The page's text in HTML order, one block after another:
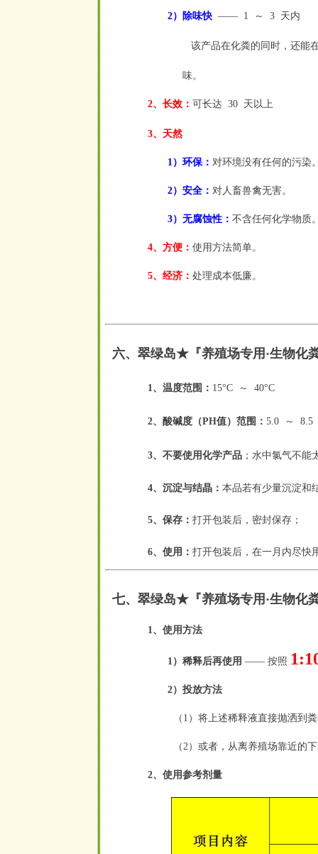
2）除味快 —— 1 ～ 3 天内
该产品在化粪的同时，还能
味。
2、长效： 可长达 30 天以上
3、天然
1）环保： 对环境没有任何的污染
2）安全： 对人畜兽禽无害。
3）无腐蚀性： 不含任何化学物质
4、方便： 使用方法简单。
5、经济： 处理成本低廉。
六、翠绿岛★『养殖场专用·生物化
1、温度范围： 15°C ～ 40°C
2、酸碱度（PH值）范围： 5.0 ～ 8.5
3、不要使用化学产品 ； 水中氯气不能
4、沉淀与结晶： 本品若有少量沉淀和
5、保存： 打开包装后，密封保存；
6、使用： 打开包装后，在一月内尽快
七、翠绿岛★『养殖场专用·生物化
1、使用方法
1）稀释后再使用 —— 按照
2）投放方法
（1）将上述稀释液直接抛洒到
（2）或者，从离养殖场靠近的
2、使用参考剂量